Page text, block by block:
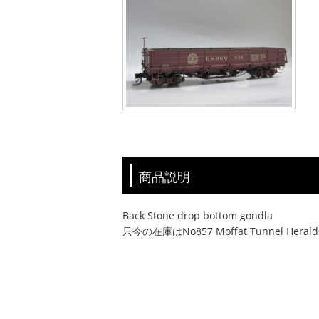
商品説明
Back Stone drop bottom gondla
只今の在庫はNo857 Moffat Tunnel